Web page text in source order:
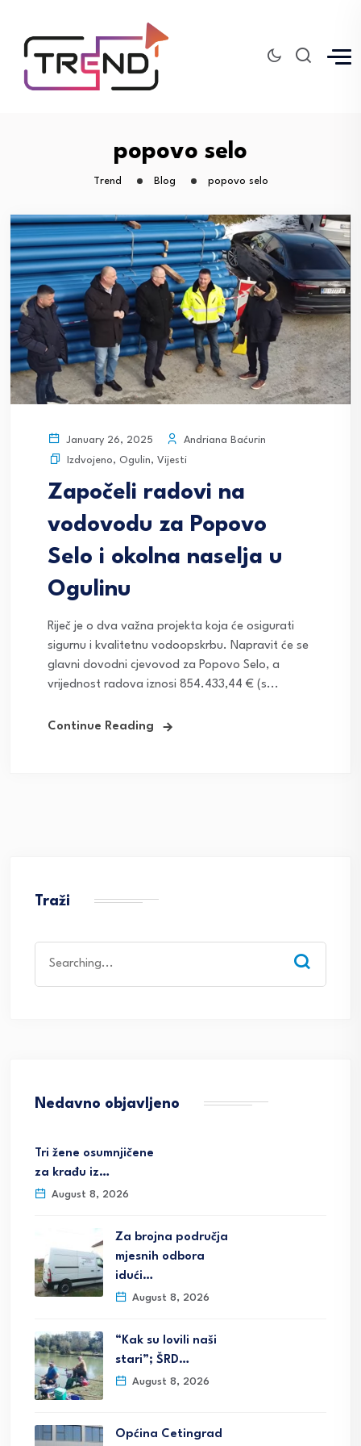
popovo selo
Trend Blog popovo selo
January 26, 2025
Andriana Baćurin
Izdvojeno, Ogulin, Vijesti
Započeli radovi na
vodovodu za Popovo
Selo i okolna naselja u
Ogulinu
Riječ je o dva važna projekta koja će osigurati
sigurnu i kvalitetnu vodoopskrbu. Napravit će se
glavni dovodni cjevovod za Popovo Selo, a
vrijednost radova iznosi 854.433,44 € (s...
Continue Reading
Traži
for:
Nedavno objavljeno
Tri žene osumnjičene
za krađu iz…
August 8, 2026
Za brojna područja
mjesnih odbora
idući…
August 8, 2026
“Kak su lovili naši
stari”; ŠRD…
August 8, 2026
Općina Cetingrad